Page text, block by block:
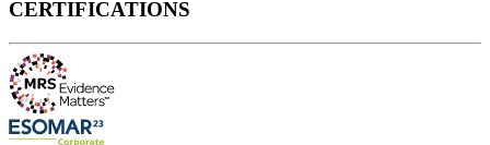
CERTIFICATIONS